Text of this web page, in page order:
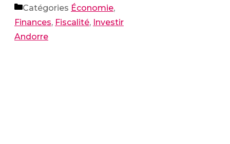
Catégories Économie,
Finances, Fiscalité, Investir
Andorre